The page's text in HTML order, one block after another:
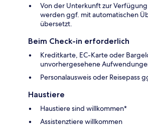
Von der Unterkunft zur
werden ggf. mit automatischen
übersetzt.
Beim Check-in erforderlich
Kreditkarte, EC-Karte oder
unvorhergesehene
Personalausweis oder Reisepass
Haustiere
Haustiere sind willkommen*
Assistenztiere willkommen